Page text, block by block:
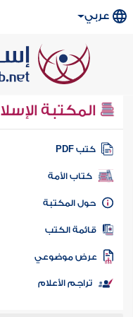
عربي
المكتبة
كتب PDF
كتاب الأمة
المكتبة
الكتب
موضوعي